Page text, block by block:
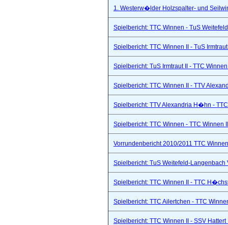
1. Westerw�lder Holzspalter- und
Spielbericht: TTC Winnen - TuS
Spielbericht: TTC Winnen II - TuS
Spielbericht: TuS Irmtraut II - TTC
Spielbericht: TTC Winnen II - TTV
Spielbericht: TTV Alexandria H�hn -
Spielbericht: TTC Winnen - TTC Winnen
Vorrundenbericht 2010/2011 TTC
Spielbericht: TuS Weitefeld-
Spielbericht: TTC Winnen II - TTC
Spielbericht: TTC Ailertchen - TTC
Spielbericht: TTC Winnen II - SSV